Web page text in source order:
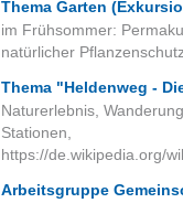
Thema Garten
im Frühsommer:
natürlicher Pflanzenschutz
Thema "Heldenweg -
Naturerlebnis,
Stationen,
https://de.wikipedia.org/
Arbeitsgruppe